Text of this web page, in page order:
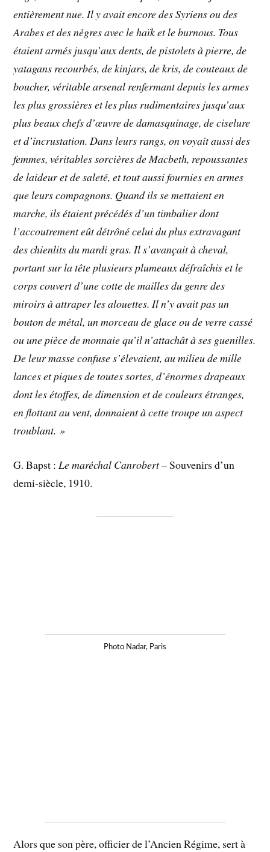
entièrement nue. Il y avait encore des Syriens ou des
Arabes et des nègres avec le haïk et le burnous. Tous
étaient armés jusqu’aux dents, de pistolets à pierre, de
yatagans recourbés, de kinjars, de kris, de couteaux de
boucher, véritable arsenal renfermant depuis les armes
les plus grossières et les plus rudimentaires jusqu’aux
plus beaux chefs d’œuvre de damasquinage, de ciselure
et d’incrustation. Dans leurs rangs, on voyait aussi des
femmes, véritables sorcières de Macbeth, repoussantes
de laideur et de saleté, et tout aussi fournies en armes
que leurs compagnons. Quand ils se mettaient en
marche, ils étaient précédés d’un timbalier dont
l’accoutrement eût détrôné celui du plus extravagant
des chienlits du mardi gras. Il s’avançait à cheval,
portant sur la tête plusieurs plumeaux défraîchis et le
corps couvert d’une cotte de mailles du genre des
miroirs à attraper les alouettes. Il n’y avait pas un
bouton de métal, un morceau de glace ou de verre cassé
ou une pièce de monnaie qu’il n’attachât à ses guenilles.
De leur masse confuse s’élevaient, au milieu de mille
lances et piques de toutes sortes, d’énormes drapeaux
dont les étoffes, de dimension et de couleurs étranges,
en flottant au vent, donnaient à cette troupe un aspect
troublant. »
G. Bapst : Le maréchal Canrobert– Souvenirs d’un
demi-siècle, 1910.
Photo Nadar, Paris
Alors que son père, officier de l’Ancien Régime, sert à